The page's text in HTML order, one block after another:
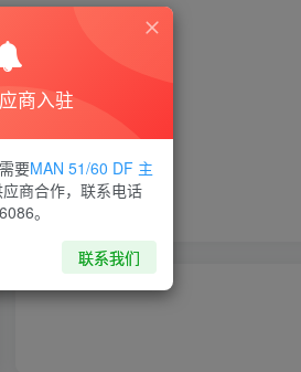
持一下吧
享 收藏
商入驻
要MAN 51/60 DF 主
商合作，联系电话
。
联系我们